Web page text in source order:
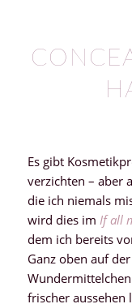
Es gibt
verzichten – aber
die ich niemals
wird dies im If all
dem ich bereits
Ganz oben auf
frischer aussehen